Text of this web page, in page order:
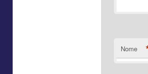
Nome